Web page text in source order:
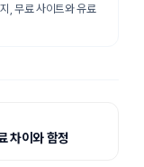
, 무료 사이트와 유료
차이와 함정